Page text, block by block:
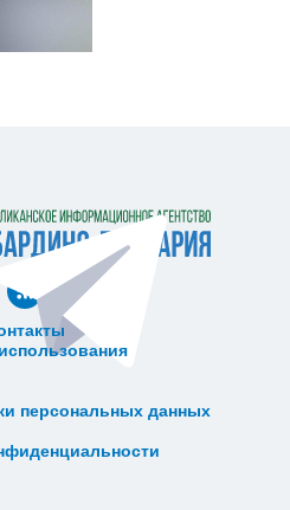
персональных данных